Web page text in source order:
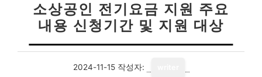
소상공인 전기요금 지원 주요
내용 신청기간 및 지원 대상
2024-11-15 작성자: